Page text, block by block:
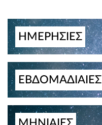
ΗΜΕΡΗΣΙΕΣ
ΕΒΔΟΜΑΔΙΑΙΕΣ